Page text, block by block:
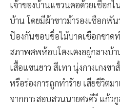
เจ้าของบ้านแขวนคอด้วยเชือก
บ้าน โดยมีผ้าขาวม้ารองเชือกพั
ป้องกันขอบขื่อไม้บาดเชือกขาด
สภาพศพห้อบโตงเตงอยู่กลางบ้
เสื้อแขนยาว สีเทา นุ่งกางเกงข
หรือร่องการถูกทำร้าย เสียชีวิตม
จากการสอบสวนนายศรคีรี แก้ว